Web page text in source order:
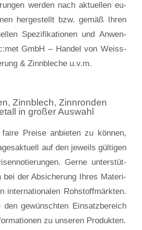
wer­den nach ak­tu­el­len eu­
her­ge­stellt bzw. ge­mäß Ih­ren
Spe­zi­fi­ka­tio­nen und An­wen­
GmbH – Han­del von Weiss­
& Zinn­ble­che u.v.m.
Zinnblech, Zinnronden
in großer Auswahl
Prei­se an­bie­ten zu kön­nen,
auf den je­weils gül­ti­gen
Ger­ne un­ter­stüt­
bei der Ab­si­che­rung Ih­res Ma­te­ri­
in­ter­na­tio­na­len Roh­stoff­märk­ten.
ge­wünsch­ten Ein­satz­be­reich
zu un­se­ren Pro­duk­ten.